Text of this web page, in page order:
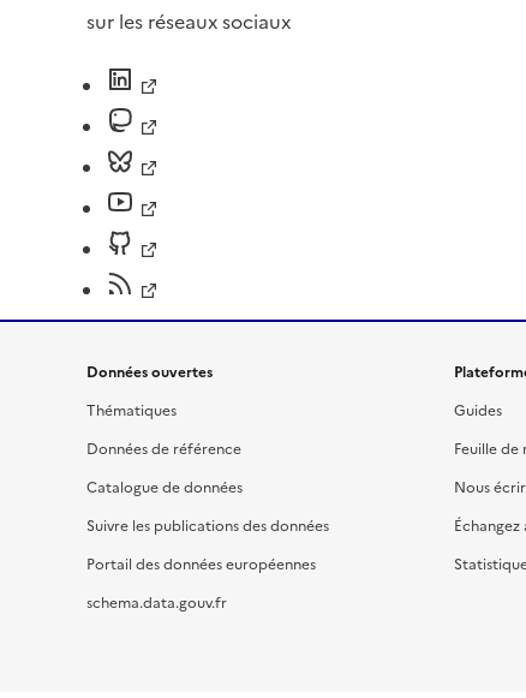
sur les réseaux sociaux
Données ouvertes
Thématiques
Données de référence
Catalogue de données
Suivre les publications des données
Portail des données européennes
schema.data.gouv.fr
Guides
Feuille
Nous